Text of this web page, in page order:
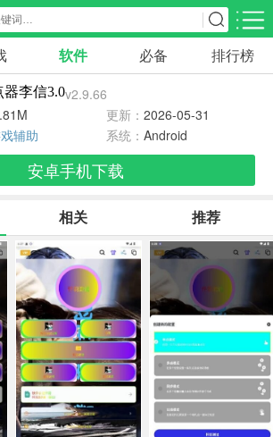
游戏分类
教育学习
178款应用
游戏辅助
478款应用
摄影美化
216款应用
电子图书
441款应用
移动办公
184款应用
金融理财
54款应用
媒体影音
603款应用
健康医疗
53款应用
ai工具
336款应用
软件 必备 排行榜
李信3.0v2.9.66
更新： 2026-05-31
辅助 系统： Android
安卓手机下载
相关 推荐